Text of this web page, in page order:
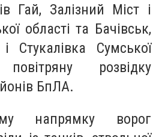
Гай, Залізний Міст і
області та Бачівськ,
Стукалівка Сумської
розвідку
БпЛА.
напрямку ворог